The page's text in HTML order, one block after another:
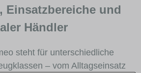
Einsatzbereiche und
Händler
steht für unterschiedliche
– vom Alltagseinsatz